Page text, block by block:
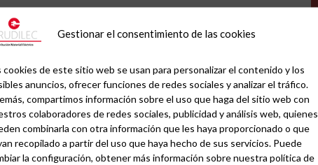
Gestionar el consentimiento de las cookies
cookies de este sitio web se usan para personalizar el contenido y los
anuncios, ofrecer funciones de redes sociales y analizar el tráfico.
compartimos información sobre el uso que haga del sitio web con
colaboradores de redes sociales, publicidad y análisis web, quienes
combinarla con otra información que les haya proporcionado o que
recopilado a partir del uso que haya hecho de sus servicios. Puede
la configuración, obtener más información sobre nuestra política de